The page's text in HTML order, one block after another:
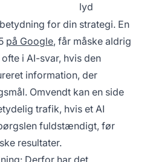
lyd
for din strategi. En
på Google, får måske aldrig
i AI-svar, hvis den
information, der
Omvendt kan en side
trafik, hvis et AI
fuldstændigt, før
resultater.